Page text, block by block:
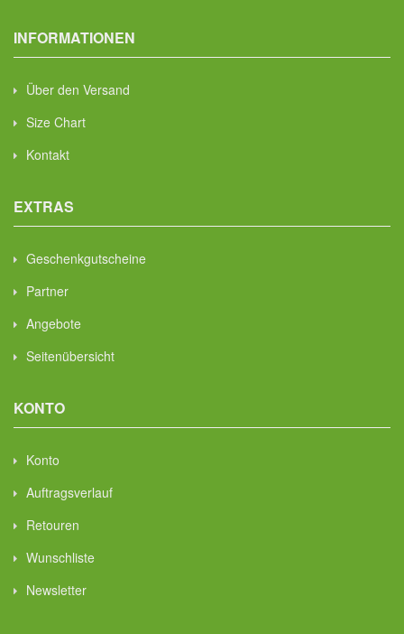
INFORMATIONEN
Über den Versand
Size Chart
Kontakt
EXTRAS
Geschenkgutscheine
Partner
Angebote
Seitenübersicht
KONTO
Konto
Auftragsverlauf
Retouren
Wunschliste
Newsletter